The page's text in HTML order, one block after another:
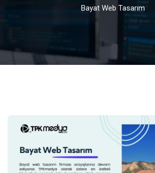
Bayat Web Tasarım